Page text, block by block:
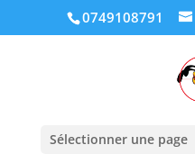
0749108791
Sélectionner une page